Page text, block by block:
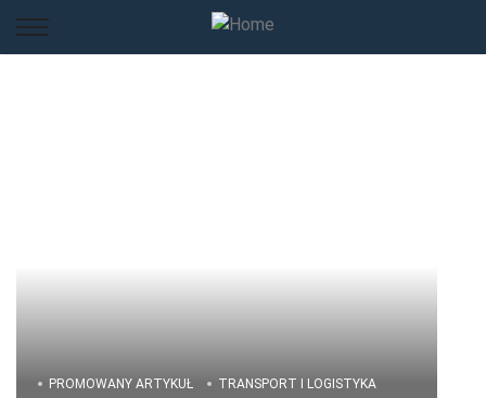
PROMOWANY ARTYKUŁ TRANSPORT I LOGISTYKA